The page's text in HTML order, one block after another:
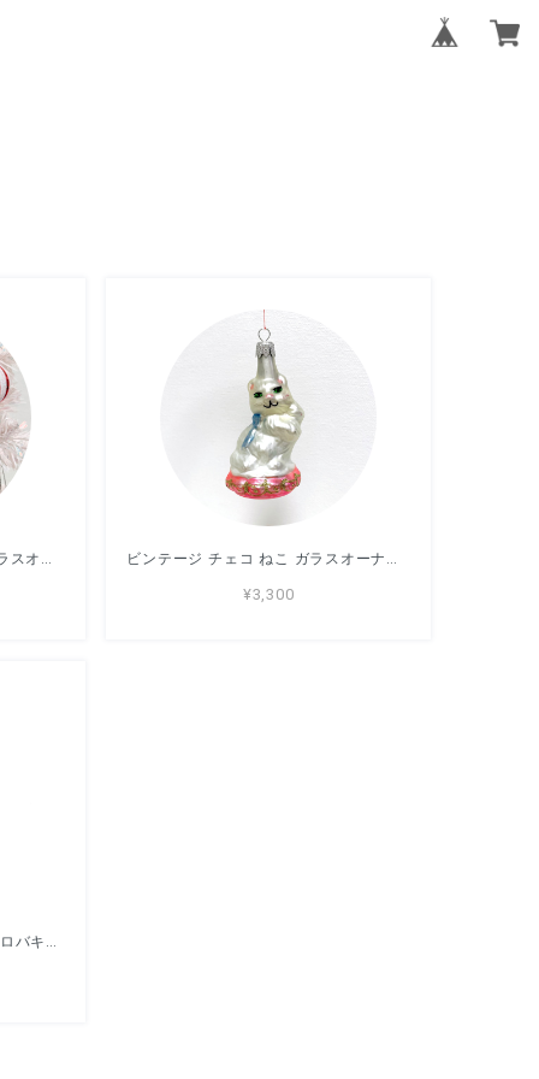
ビンテージ チェコ ショパン ガラスオーナメント 9cm ビンテージ チェコ ねこ ガラスオーナメント 10.5cm
¥3,300